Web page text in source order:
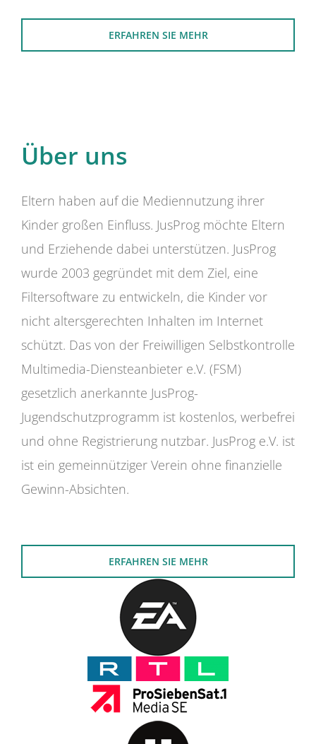
ERFAHREN SIE MEHR
Über uns
Eltern haben auf die Mediennutzung ihrer
Kinder großen Einfluss. JusProg möchte Eltern
und Erziehende dabei unterstützen. JusProg
wurde 2003 gegründet mit dem Ziel, eine
Filtersoftware zu entwickeln, die Kinder vor
nicht altersgerechten Inhalten im Internet
schützt. Das von der Freiwilligen Selbstkontrolle
Multimedia-Diensteanbieter e.V. (FSM)
gesetzlich anerkannte JusProg-
Jugendschutzprogramm ist kostenlos, werbefrei
und ohne Registrierung nutzbar. JusProg e.V. ist
ist ein gemeinnütziger Verein ohne finanzielle
Gewinn-Absichten.
ERFAHREN SIE MEHR